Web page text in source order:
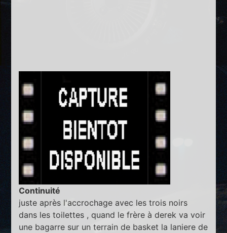
Continuité
juste après l'accrochage avec les trois noirs
dans les toilettes , quand le frère à derek va voir
une bagarre sur un terrain de basket la laniere de